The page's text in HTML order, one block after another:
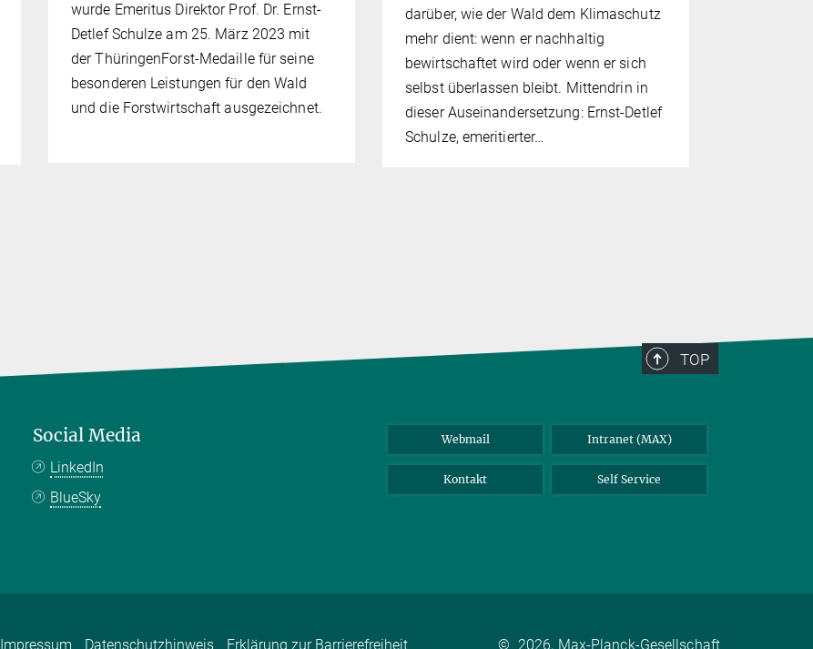
wurde Emeritus Direktor Prof. Dr. Ernst-
Detlef Schulze am 25. März 2023 mit
der ThüringenForst-Medaille für seine
besonderen Leistungen für den Wald
und die Forstwirtschaft ausgezeichnet.
darüber, wie der Wald dem Klimaschutz
mehr dient: wenn er nachhaltig
bewirtschaftet wird oder wenn er sich
selbst überlassen bleibt. Mittendrin in
dieser Auseinandersetzung: Ernst-Detlef
Schulze, emeritierter…
TOP
Social Media
LinkedIn
BlueSky
Webmail Intranet (MAX)
Kontakt Self Service
Impressum Datenschutzhinweis Erklärung zur Barrierefreiheit © 2026, Max-Planck-Gesellschaft